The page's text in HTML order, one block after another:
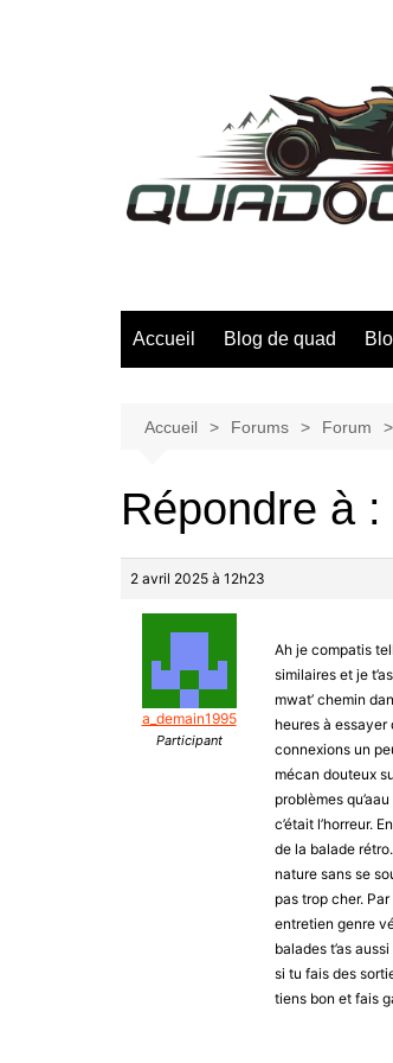
Accueil Blog de quad
Accueil Forums Forum
Répondre à :
2 avril 2025 à 12h23
a_demain1995
Participant
Ah je compatis
similaires et je
mwat’ chemin
heures à essayer
connexions un
mécan douteux
problèmes
c’était l’horreur.
de la balade
nature sans se
pas trop cher.
entretien genre
balades t’as
si tu fais des
tiens bon et fais